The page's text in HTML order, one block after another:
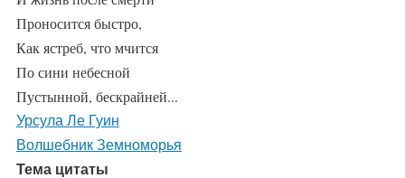
Проносится быстро,
Как ястреб, что мчится
По сини небесной
Пустынной, бескрайней...
Урсула Ле Гуин
Волшебник Земноморья
Тема цитаты